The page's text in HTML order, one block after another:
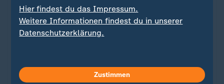
Rekordhoch des Edelmetalls
Gold: Sicherer Hafen oder
Seit Monaten erreicht der Goldpreis immer neue
Höchststände. Doch ist Gold so sicher, wie es
Hier findest du das Impressum.
Weitere Informationen findest du in unserer
Datenschutzerklärung.
Zustimmen